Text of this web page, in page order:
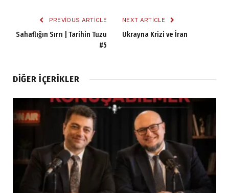
PREVIOUS ARTICLE
Sahaflığın Sırrı | Tarihin Tuzu
#5
NEXT ARTICLE
Ukrayna Krizi ve İran
DIĞER İÇERIKLER